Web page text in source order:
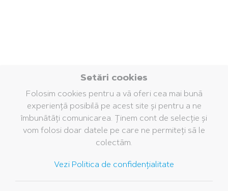
Setări cookies
Folosim cookies pentru a vă oferi cea mai bună
experiență posibilă pe acest site și pentru a ne
îmbunătăți comunicarea. Ținem cont de selecție și
vom folosi doar datele pe care ne permiteți să le
colectăm.
Vezi Politica de confidențialitate